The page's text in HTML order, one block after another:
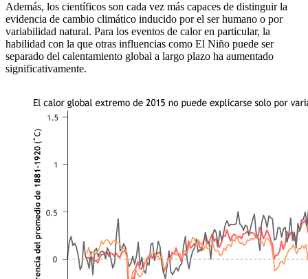
Además, los científicos son cada vez más capaces de distinguir la
evidencia de cambio climático inducido por el ser humano o por
variabilidad natural. Para los eventos de calor en particular, la
habilidad con la que otras influencias como El Niño puede ser
separado del calentamiento global a largo plazo ha aumentado
significativamente.